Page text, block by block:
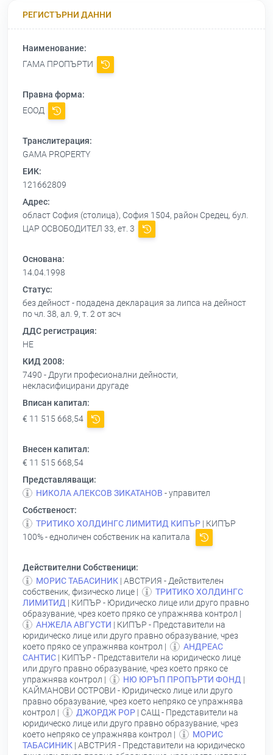
РЕГИСТЪРНИ ДАННИ
Наименование:
ГАМА ПРОПЪРТИ
Правна форма:
ЕООД
Транслитерация:
GAMA PROPERTY
ЕИК:
121662809
Адрес:
област София (столица), София 1504, район Средец, бул.
ЦАР ОСВОБОДИТЕЛ 33, ет. 3
Основана:
14.04.1998
Статус:
без дейност - подадена декларация за липса на дейност
по чл. 38, ал. 9, т. 2 от зсч
ДДС регистрация:
НЕ
КИД 2008:
7490 - Други професионални дейности,
некласифицирани другаде
Вписан капитал:
€ 11 515 668,54
Внесен капитал:
€ 11 515 668,54
Представляващи:
НИКОЛА АЛЕКСОВ ЗИКАТАНОВ - управител
Собственост:
ТРИТИКО ХОЛДИНГС ЛИМИТИД КИПЪР | КИПЪР
100% - едноличен собственик на капитала
Действителни Собственици:
МОРИС ТАБАСИНИК | АВСТРИЯ - Действителен
собственик, физическо лице |
ТРИТИКО ХОЛДИНГС
ЛИМИТИД | КИПЪР - Юридическо лице или друго правно
образувание, чрез което пряко се упражнява контрол |
АНЖЕЛА АВГУСТИ | КИПЪР - Представители на
юридическо лице или друго правно образувание, чрез
което пряко се упражнява контрол |
АНДРЕАС
САНТИС | КИПЪР - Представители на юридическо лице
или друго правно образувание, чрез което пряко се
упражнява контрол |
НЮ ЮРЪП ПРОПЪРТИ ФОНД |
КАЙМАНОВИ ОСТРОВИ - Юридическо лице или друго
правно образувание, чрез което непряко се упражнява
контрол |
ДЖОРДЖ РОР | САЩ - Представители на
юридическо лице или друго правно образувание, чрез
което непряко се упражнява контрол |
МОРИС
ТАБАСИНИК | АВСТРИЯ - Представители на юридическо